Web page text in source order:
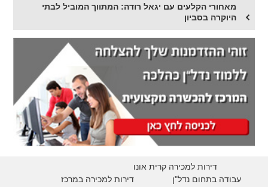
מאחורי הקלעים עם יגאל רודה: המתווך המוביל לבתי
היוקרה בסביון
דירות למכירה קרית אונו
דירות למכירה במרכז
עבודה בתחום נדל"ן